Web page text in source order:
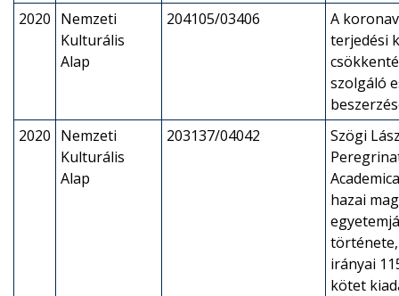
2020 Nemzeti
Kulturális
Alap
204105/03406
A
terjedési
szolgáló
2020 Nemzeti
Kulturális
Alap
203137/04042
Szögi
hazai
irányai
kötet